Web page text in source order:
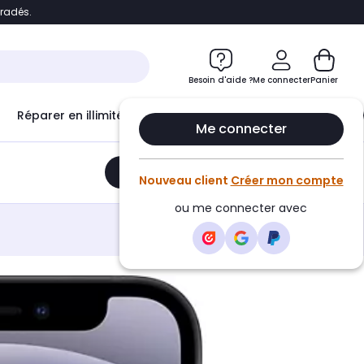
Accéder directement au chatbot
Besoin d'aide ?Me connecter
Me connecter
Nouveau client Créer mon compte
ou me connecter avec
Panier
Réparer en illimité avec Le Club Infinity
Ajouter au panier •